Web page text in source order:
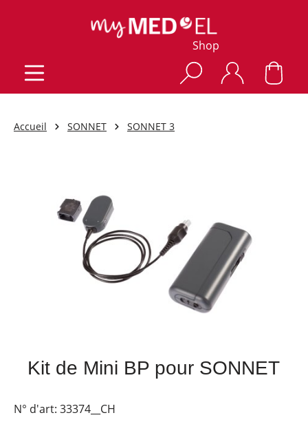
Shop
Accueil SONNET SONNET 3
Kit de Mini BP pour SONNET
N° d'art: 33374__CH